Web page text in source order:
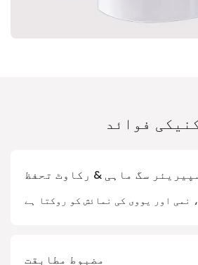
فوائد
سگ ماہی & رکاوٹ تحفظ
نمی اور یووی کی نمائش کو روکتا ہے
مضبوط مطابقت